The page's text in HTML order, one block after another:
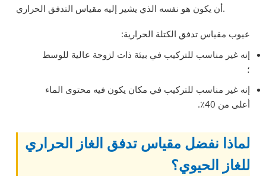
أن يكون هو نفسه الذي يشير إليه مقياس التدفق الحراري.
عيوب مقياس تدفق الكتلة الحرارية:
إنه غير مناسب للتركيب في بيئة ذات لزوجة عالية للوسط
؛
إنه غير مناسب للتركيب في مكان يكون فيه محتوى الماء
أعلى من 40٪.
لماذا نفضل مقياس تدفق الغاز الحراري
للغاز الحيوي؟